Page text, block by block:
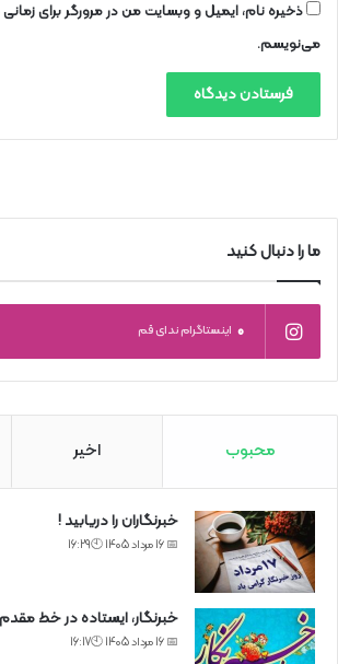
ذخیره نام، ایمیل و وبسایت من در مرورگر برای
می‌نویسم.
ما را دنبال کنید
0 اینستاگرام ندای قم
محبوب اخیر
خبرنگاران را دریابید !
📅 16 مرداد 1405 🕙16:29
خبرنگار، ایستاده در خط
📅 16 مرداد 1405 🕙16:17